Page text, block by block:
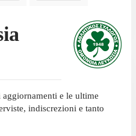
e le ultime
indiscrezioni e tanto